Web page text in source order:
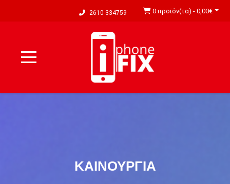
2610 334759 0 προϊόν(τα) - 0,00€
ΚΑΙΝΟΎΡΓΙΑ